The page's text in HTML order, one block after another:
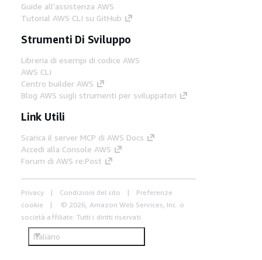
Guide all'assistenza AWS
Tutorial AWS CLI su GitHub
Strumenti Di Sviluppo
Libreria di esempi di codice AWS
AWS CLI
Centro builder AWS
Blog AWS sugli strumenti per sviluppatori
Link Utili
Scarica il server MCP di AWS Docs
Accedi alla Console AWS
Forum di AWS re:Post
Privacy Condizioni del sito
Preferenze
cookie
© 2026, Amazon Web Services, Inc. o
società affiliate. Tutti i diritti riservati.
Italiano